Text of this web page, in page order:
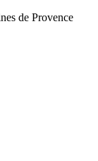
de Provence